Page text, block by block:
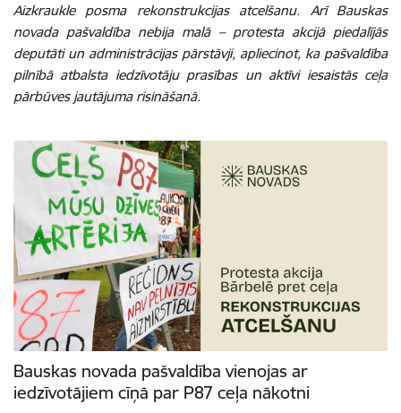
Aizkraukle posma rekonstrukcijas atcelšanu. Arī Bauskas
novada pašvaldība nebija malā – protesta akcijā piedalījās
deputāti un administrācijas pārstāvji, apliecinot, ka pašvaldība
pilnībā atbalsta iedzīvotāju prasības un aktīvi iesaistās ceļa
pārbūves jautājuma risināšanā.
Bauskas novada pašvaldība vienojas ar
iedzīvotājiem cīņā par P87 ceļa nākotni